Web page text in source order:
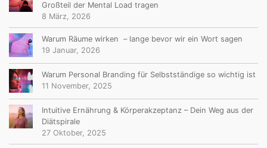
Großteil der Mental Load tragen
8 März, 2026
Warum Räume wirken – lange bevor wir ein Wort sagen
19 Januar, 2026
Warum Personal Branding für Selbstständige so wichtig ist
11 November, 2025
Intuitive Ernährung & Körperakzeptanz – Dein Weg aus der
Diätspirale
27 Oktober, 2025